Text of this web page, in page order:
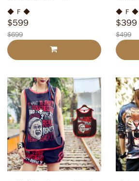
◆ F ◆
$599
$699
◆ F ◆
$399
$499